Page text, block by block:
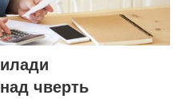
чверть